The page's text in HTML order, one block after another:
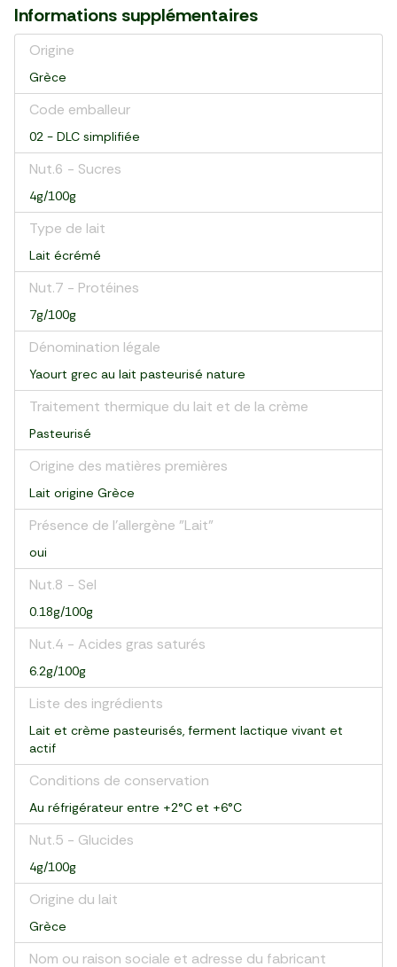
Informations supplémentaires
Origine
Grèce
Code emballeur
02 - DLC simplifiée
Nut.6 - Sucres
4g/100g
Type de lait
Lait écrémé
Nut.7 - Protéines
7g/100g
Dénomination légale
Yaourt grec au lait pasteurisé nature
Traitement thermique du lait et de la crème
Pasteurisé
Origine des matières premières
Lait origine Grèce
Présence de l'allergène "Lait"
oui
Nut.8 - Sel
0.18g/100g
Nut.4 - Acides gras saturés
6.2g/100g
Liste des ingrédients
Lait et crème pasteurisés, ferment lactique vivant et
actif
Conditions de conservation
Au réfrigérateur entre +2°C et +6°C
Nut.5 - Glucides
4g/100g
Origine du lait
Grèce
Nom ou raison sociale et adresse du fabricant